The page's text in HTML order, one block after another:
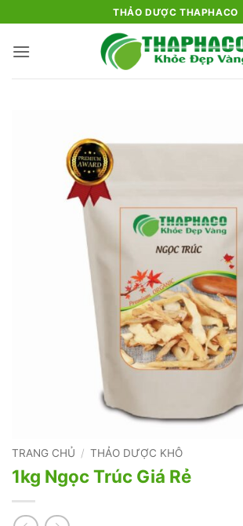
qua
nội
THẢO DƯỢC THAPHACO
TRANG CHỦ / THẢO DƯỢC KHÔ
1kg Ngọc Trúc Giá Rẻ